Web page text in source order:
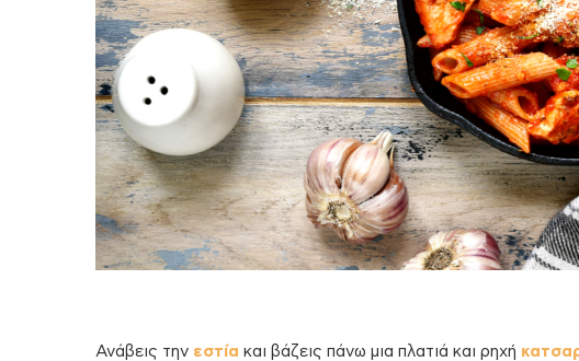
Ανάβεις την εστία και βάζεις πάνω μια πλατιά και ρηχή